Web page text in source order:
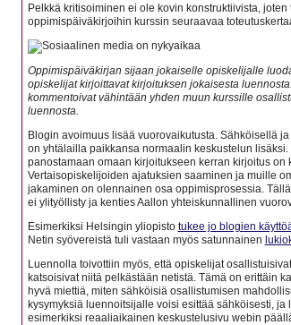
Pelkkä kritisoiminen ei ole kovin konstruktiivista,
oppimispäiväkirjoihin kurssin seuraavaa
Oppimispäiväkirjan sijaan jokaiselle opiskelijalle
opiskelijat kirjoittavat kirjoituksen jokaisesta
kommentoivat vähintään yhden muun kurssille
luennosta.
Blogin avoimuus lisää vuorovaikutusta. Sähköisellä
on yhtälailla paikkansa normaalin keskustelun
panostamaan omaan kirjoitukseen kerran kirjoitus on
Vertaisopiskelijoiden ajatuksien saaminen ja muille
jakaminen on olennainen osa oppimisprosessia.
ei ylityöllisty ja kenties Aallon yhteiskunnallinen
Esimerkiksi Helsingin yliopisto tukee jo blogien
Netin syövereistä tuli vastaan myös satunnainen
Luennolla toivottiin myös, että opiskelijat
katsoisivat niitä pelkästään netistä. Tämä on erittäin
hyvä miettiä, miten sähköisiä osallistumisen
kysymyksiä luennoitsijalle voisi esittää sähköisesti,
esimerkiksi reaaliaikainen keskustelusivu webin